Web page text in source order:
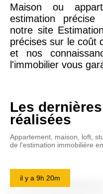
Maison ou
estimation
notre site
précises sur le coût
et nos
l'immobilier vous
Les
réalisées
Appartement, maison, loft,
de l'estimation immobilière
il y a 9h 20m